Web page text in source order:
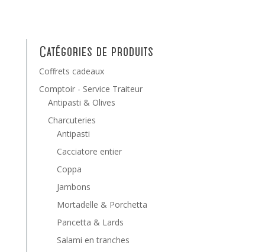
Catégories de produits
Coffrets cadeaux
Comptoir - Service Traiteur
Antipasti & Olives
Charcuteries
Antipasti
Cacciatore entier
Coppa
Jambons
Mortadelle & Porchetta
Pancetta & Lards
Salami en tranches